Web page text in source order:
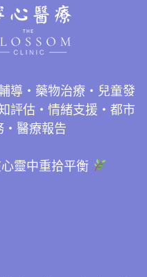
導・藥物治療・兒童發
評估・情緒支援・都市
醫療報告
靈中重拾平衡